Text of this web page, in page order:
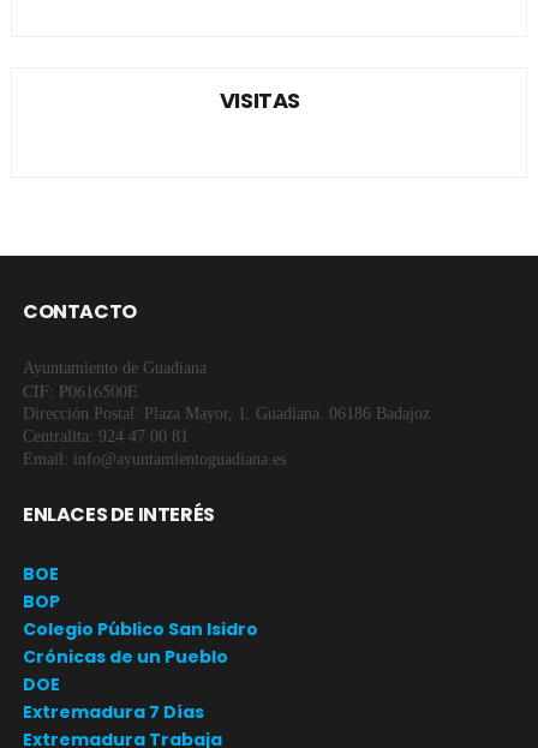
VISITAS
CONTACTO
Ayuntamiento de Guadiana
CIF: P0616500E
Dirección Postal: Plaza Mayor, 1. Guadiana. 06186 Badajoz
Centralita: 924 47 00 81
Email: info@ayuntamientoguadiana.es
ENLACES DE INTERÉS
BOE
BOP
Colegio Público San Isidro
Crónicas de un Pueblo
DOE
Extremadura 7 Días
Extremadura Trabaja